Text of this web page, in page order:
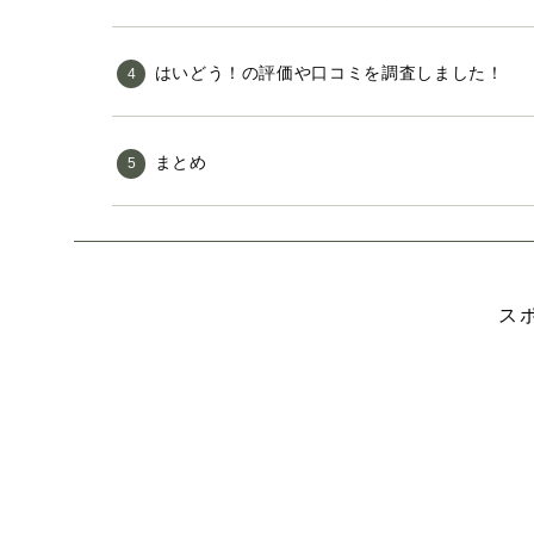
はいどう！の評価や口コミを調査しました！
まとめ
ス